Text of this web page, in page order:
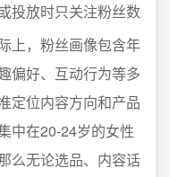
投放时只关注粉丝数
上，粉丝画像包含年
偏好、互动行为等多
定位内容方向和产品
中在20-24岁的女性
么无论选品、内容话